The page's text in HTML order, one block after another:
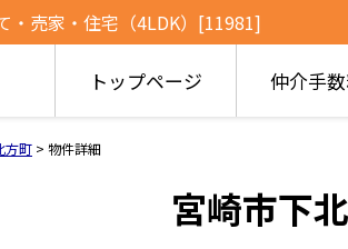
・売家・住宅（4LDK）[11981]
トップページ 仲介手
方町 > 物件詳細
宮崎市下